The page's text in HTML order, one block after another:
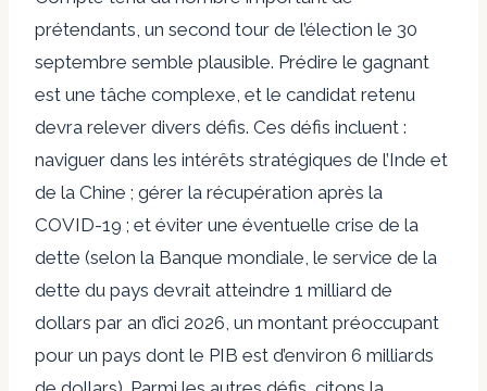
prétendants, un second tour de l’élection le 30
septembre semble plausible. Prédire le gagnant
est une tâche complexe, et le candidat retenu
devra relever divers défis. Ces défis incluent :
naviguer dans les intérêts stratégiques de l’Inde et
de la Chine ; gérer la récupération après la
COVID-19 ; et éviter une éventuelle crise de la
dette (selon la Banque mondiale, le service de la
dette du pays devrait atteindre 1 milliard de
dollars par an d’ici 2026, un montant préoccupant
pour un pays dont le PIB est d’environ 6 milliards